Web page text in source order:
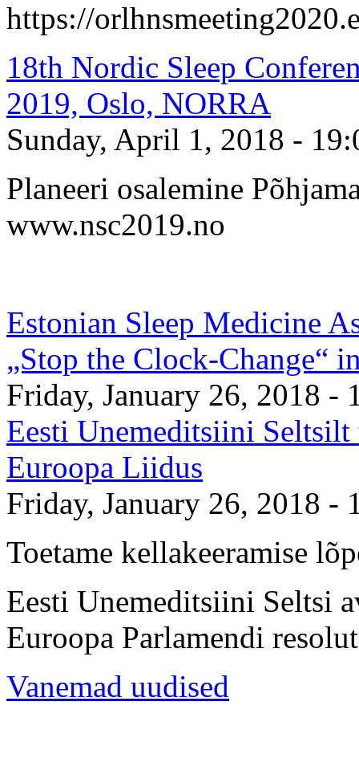
https://
18th Nordic Sleep
2019, Oslo, NORRA
Sunday, April 1, 2018 -
Planeeri osalemine
www.nsc2019.no
Estonian Sleep Medicine
„Stop the Clock-Change“
Friday, January 26, 2018 -
Eesti Unemeditsiini Seltsilt
Euroopa Liidus
Friday, January 26, 2018 -
Toetame kellakeeramise
Eesti Unemeditsiini Seltsi
Euroopa Parlamendi
Vanemad uudised